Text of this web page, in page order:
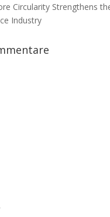
Circularity Strengthens
Industry